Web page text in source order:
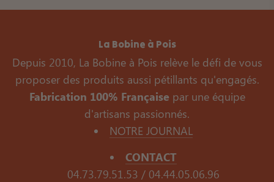
La Bobine à Pois
Depuis 2010, La Bobine à Pois relève le défi de vous
proposer des produits aussi pétillants qu'engagés.
Fabrication 100% Française par une équipe
d'artisans passionnés.
NOTRE JOURNAL
CONTACT
04.73.79.51.53 / 04.44.05.06.96